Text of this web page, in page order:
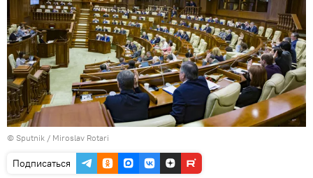
© Sputnik / Miroslav Rotari
Подписаться